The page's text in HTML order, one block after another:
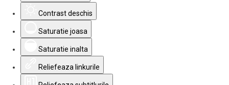
Contrast deschis
Saturatie joasa
Saturatie inalta
Reliefeaza linkurile